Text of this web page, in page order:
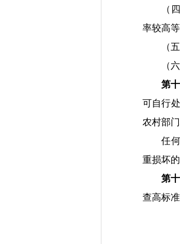
（ 四
率较高等
（五
（六
第
可自行
农村部
任
重损坏的
第
查高标